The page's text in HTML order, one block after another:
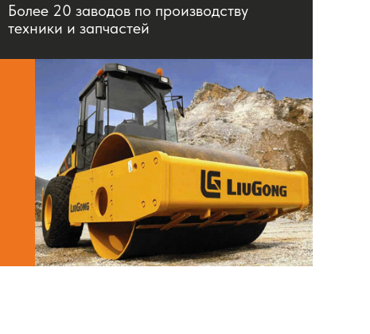
Более 20 заводов по производству
техники и запчастей